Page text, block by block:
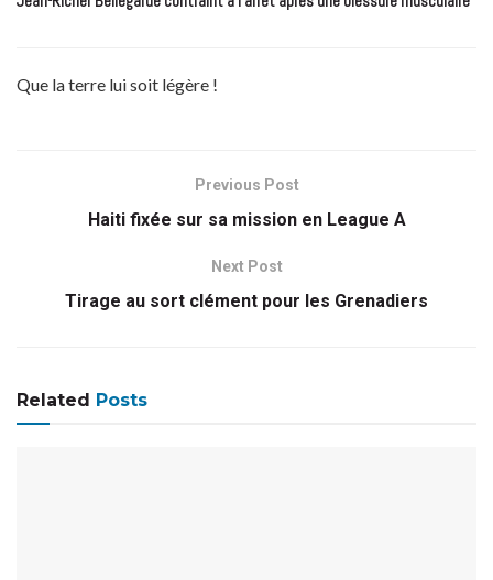
Que la terre lui soit légère !
Previous Post
Haiti fixée sur sa mission en League A
Next Post
Tirage au sort clément pour les Grenadiers
Related Posts